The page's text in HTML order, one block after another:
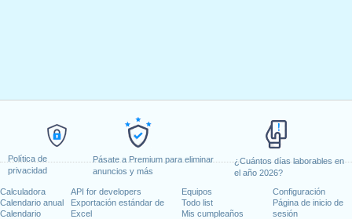
Política de
privacidad
Pásate a Premium para eliminar
anuncios y más
¿Cuántos días laborables en
el año 2026?
Calculadora
Calendario anual
Calendario
API for developers
Exportación estándar de
Excel
Equipos
Todo list
Mis cumpleaños
Configuración
Página de inicio de
sesión